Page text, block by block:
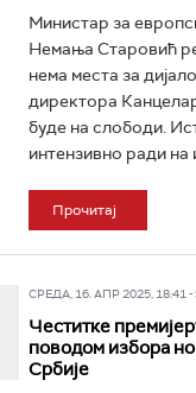
Министар за
Немања Старовић
нема места за
директора
буде на слободи.
интензивно ради на
Прочитај
СРЕДА, 16. АПР 2025, 18:41 -
Честитке
поводом избора
Србије